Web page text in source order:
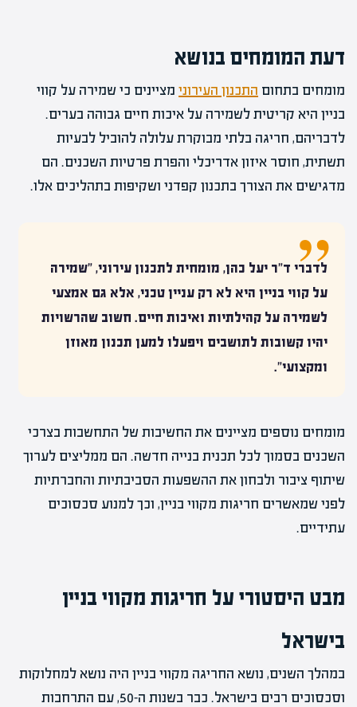
דעת המומחים בנושא
מומחים בתחום התכנון העירוני מציינים כי שמירה על קווי
בניין היא קריטית לשמירה על איכות חיים גבוהה בערים.
לדבריהם, חריגה בלתי מבוקרת עלולה להוביל לבעיות
תשתית, חוסר איזון אדריכלי והפרת פרטיות השכנים. הם
מדגישים את הצורך בתכנון קפדני ושקיפות בתהליכים אלו.
לדברי ד"ר יעל כהן, מומחית לתכנון עירוני, "שמירה
על קווי בניין היא לא רק עניין טכני, אלא גם אמצעי
לשמירה על קהילתיות ואיכות חיים. חשוב שהרשויות
יהיו קשובות לתושבים ויפעלו למען תכנון מאוזן
ומקצועי".
מומחים נוספים מציינים את החשיבות של התחשבות בצרכי
השכנים בסמוך לכל תכנית בנייה חדשה. הם ממליצים לערוך
שיתוף ציבור ולבחון את ההשפעות הסביבתיות והחברתיות
לפני שמאשרים חריגות מקווי בניין, וכך למנוע סכסוכים
עתידיים.
מבט היסטורי על חריגות מקווי בניין
בישראל
במהלך השנים, נושא החריגה מקווי בניין היה נושא למחלוקות
וסכסוכים רבים בישראל. כבר בשנות ה-50, עם התרחבות